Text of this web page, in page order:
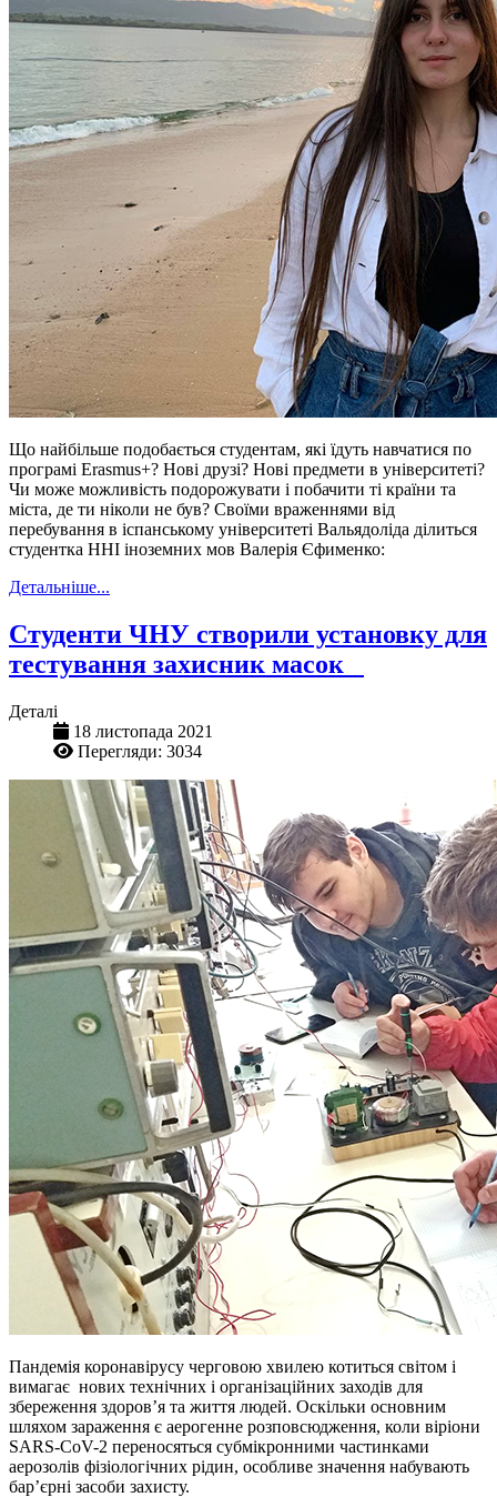
Що найбільше подобається студентам, які їдуть навчатися по
програмі Erasmus+? Нові друзі? Нові предмети в університеті?
Чи може можливість подорожувати і побачити ті країни та
міста, де ти ніколи не був? Своїми враженнями від
перебування в іспанському університеті Вальядоліда ділиться
студентка ННІ іноземних мов Валерія Єфименко:
Детальніше...
Студенти ЧНУ створили установку для
тестування захисник масок
Деталі
18 листопада 2021
Перегляди: 3034
Пандемія коронавірусу черговою хвилею котиться світом і
вимагає нових технічних і організаційних заходів для
збереження здоров’я та життя людей. Оскільки основним
шляхом зараження є аерогенне розповсюдження, коли віріони
SARS-CoV-2 переносяться субмікронними частинками
аерозолів фізіологічних рідин, особливе значення набувають
бар’єрні засоби захисту.